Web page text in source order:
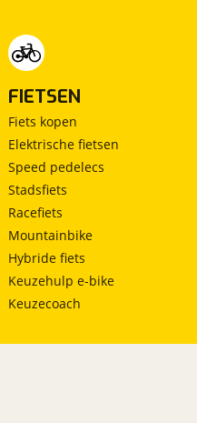
FIETSEN
Fiets kopen
Elektrische fietsen
Speed pedelecs
Stadsfiets
Racefiets
Mountainbike
Hybride fiets
Keuzehulp e-bike
Keuzecoach